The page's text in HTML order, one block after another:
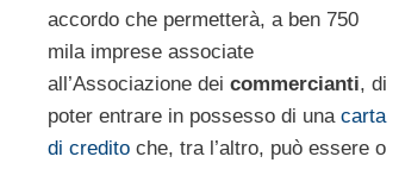
accordo che permetterà, a ben 750
mila imprese associate
all’Associazione dei commercianti, di
poter entrare in possesso di una carta
di credito che, tra l’altro, può essere o